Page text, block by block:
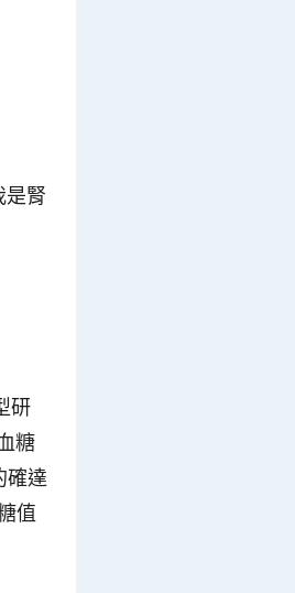
是腎
研
糖
確達
值